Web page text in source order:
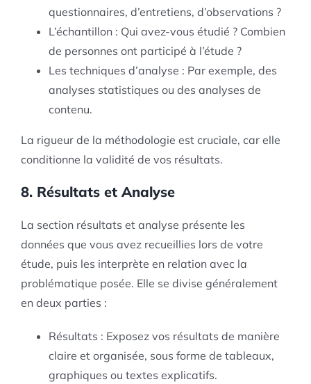
questionnaires, d’entretiens, d’observations ?
L’échantillon : Qui avez-vous étudié ? Combien
de personnes ont participé à l’étude ?
Les techniques d’analyse : Par exemple, des
analyses statistiques ou des analyses de
contenu.
La rigueur de la méthodologie est cruciale, car elle
conditionne la validité de vos résultats.
8. Résultats et Analyse
La section résultats et analyse présente les
données que vous avez recueillies lors de votre
étude, puis les interprète en relation avec la
problématique posée. Elle se divise généralement
en deux parties :
Résultats : Exposez vos résultats de manière
claire et organisée, sous forme de tableaux,
graphiques ou textes explicatifs.